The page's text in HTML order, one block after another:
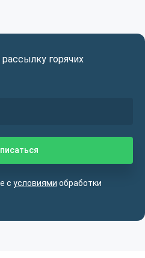
горячих
с условиями обработки